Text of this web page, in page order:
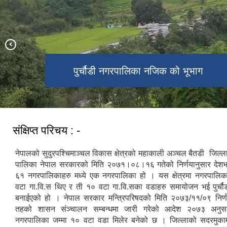
पुर्चौडी नगरपालिका नजिक को भूभाग
डिलाशैनी भगवती मन्दिर
संक्षिप्त परिचय : -
नेपालको सुदुरपश्चिमाञ्चल विकास क्षेत्रको महाकाली अञ्चल बैतडी
पालिका नेपाल सरकारको मिति २०७१।०८।१६ गतेको निर्णयानुसार
६१ नगरपालिकाहरु मध्ये एक नगरपालिका हो । यस क्षेत्रमा
वटा गा.वि.स थिए र ती १० वटा गा.वि.सका वडाहरु समायोजन भई
बनाईएको हो । नेपाल सरकार मन्त्रिपरिषदको मिति २०७३/११/०९
तहको शासन संञ्चालन सम्बन्धमा जारी गरेको आदेश २०७३
नगरपालिका जम्मा १० वटा वडा मिलेर बनेको छ । जिल्लाको